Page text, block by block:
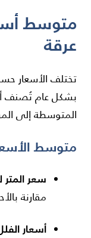
متوسط
عرقة
تختلف الأسعار
بشكل عام تُصنف
المتوسطة إلى
متوسط
سعر المتر
مقارنة
أسعار